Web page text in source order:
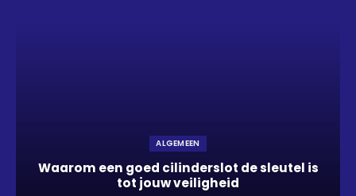
ALGEMEEN
Waarom een goed cilinderslot de sleutel is
tot jouw veiligheid